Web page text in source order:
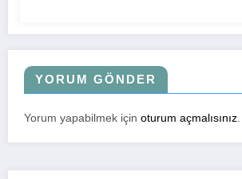
YORUM GÖNDER
Yorum yapabilmek için oturum açmalısınız